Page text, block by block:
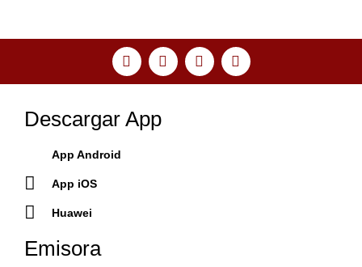
Descargar App
App Android
App iOS
Huawei
Emisora